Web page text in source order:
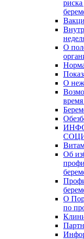
О
О
Об
О
по